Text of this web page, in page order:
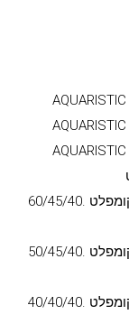
אקווריום מים מלוחים Plug&Play קומפלט .60/45/40
אקווריום מים מלוחים Plug&Play קומפלט .50/45/40
אקווריום מים מלוחים Plug&Play קומפלט .40/40/40